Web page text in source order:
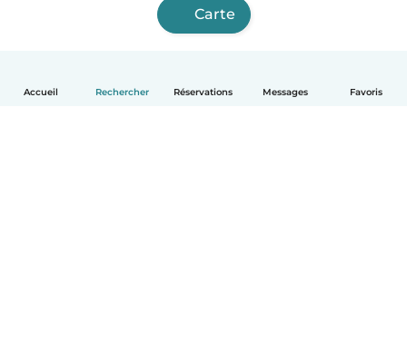
Accueil Rechercher Réservations Messages Favoris
Carte